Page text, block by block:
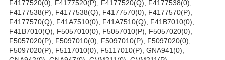
F4177520(0), F4177520(P), F4177520(Q), F4177538(0),
F4177538(P), F4177538(Q), F4177570(0), F4177570(P),
F4177570(Q), F41A7510(0), F41A7510(Q), F41B7010(0),
F41B7010(Q), F5057010(0), F5057010(P), F5057020(0),
F5057020(P), F5097010(0), F5097010(P), F5097020(0),
F5097020(P), F5117010(0), F5117010(P), GNA941(0),